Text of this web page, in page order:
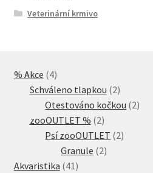
Veterinární krmivo
% Akce 44
produkty
Schváleno tlapkou 22
produkty
Otestováno kočkou 22
zooOUTLET % 22
produkty
Psí zooOUTLET 22
Granule 22
Akvaristika 41 41